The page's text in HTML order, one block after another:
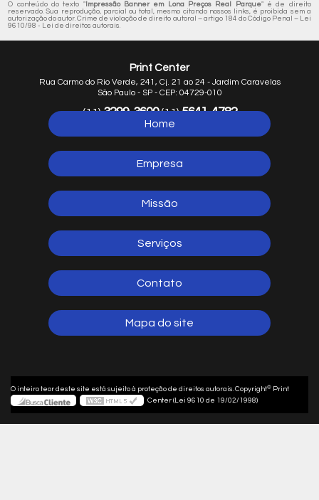
O conteúdo do texto "Impressão Banner em Lona Preços Real Parque" é de direito
reservado. Sua reprodução, parcial ou total, mesmo citando nossos links, é proibida sem a
autorização do autor. Crime de violação de direito autoral – artigo 184 do Código Penal – Lei
9610/98 - Lei de direitos autorais.
Print Center
Rua Carmo do Rio Verde, 241, Cj. 21 ao 24 - Jardim Caravelas
São Paulo - SP - CEP: 04729-010
(11)3299-3600(11)5641-4782
5641-1254
Home
Empresa
Missão
Serviços
Contato
Mapa do site
O inteiro teor deste site está sujeito à proteção de direitos autorais. Copyright© Print
Center (Lei 9610 de 19/02/1998)